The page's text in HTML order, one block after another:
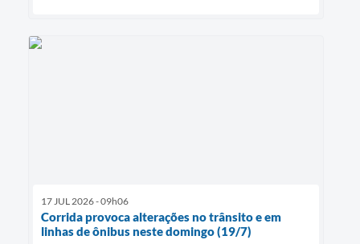
17 JUL 2026 - 09h06
Corrida provoca alterações no trânsito e em
linhas de ônibus neste domingo (19/7)